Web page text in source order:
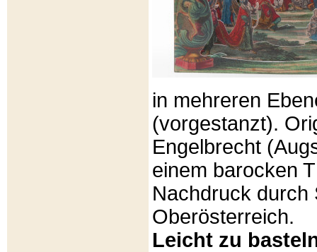
in mehreren
(vorgestanzt).
Engelbrecht
einem barocken
Nachdruck durch
Oberösterreich.
Leicht zu